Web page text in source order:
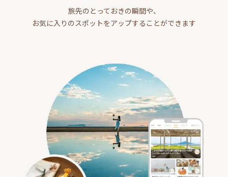
旅先のとっておきの瞬間や、
お気に入りのスポットをアップすることができます